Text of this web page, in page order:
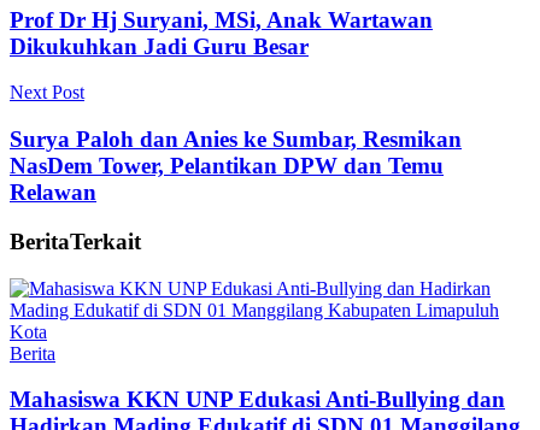
Prof Dr Hj Suryani, MSi, Anak Wartawan
Dikukuhkan Jadi Guru Besar
Next Post
Surya Paloh dan Anies ke Sumbar, Resmikan
NasDem Tower, Pelantikan DPW dan Temu
Relawan
BeritaTerkait
Berita
Mahasiswa KKN UNP Edukasi Anti-Bullying dan